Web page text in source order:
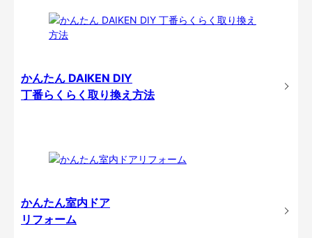
かんたん DAIKEN DIY
丁番らくらく取り換え方法
かんたん室内ドア
リフォーム